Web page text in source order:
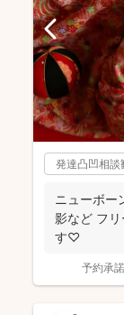
発達凸凹相談
ニューボー
影など フ
す♡
予約承